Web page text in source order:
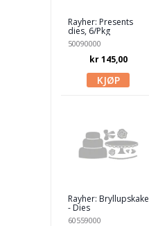
Rayher: Presents
dies, 6/Pkg
50090000
kr 145,00
Rayher: Bryllupskake
- Dies
60559000